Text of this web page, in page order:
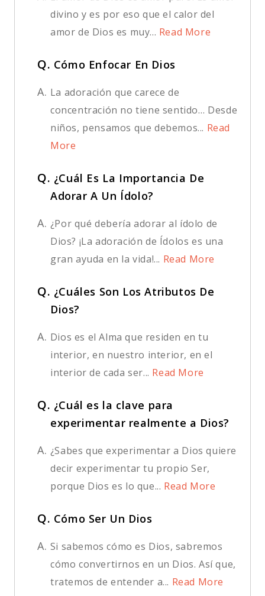
divino y es por eso que el calor del
amor de Dios es muy... Read More
Q. Cómo Enfocar En Dios
A. La adoración que carece de
concentración no tiene sentido… Desde
niños, pensamos que debemos... Read
More
Q. ¿Cuál Es La Importancia De
Adorar A Un Ídolo?
A. ¿Por qué debería adorar al ídolo de
Dios? ¡La adoración de Ídolos es una
gran ayuda en la vida!... Read More
Q. ¿Cuáles Son Los Atributos De
Dios?
A. Dios es el Alma que residen en tu
interior, en nuestro interior, en el
interior de cada ser... Read More
Q. ¿Cuál es la clave para
experimentar realmente a Dios?
A. ¿Sabes que experimentar a Dios quiere
decir experimentar tu propio Ser,
porque Dios es lo que... Read More
Q. Cómo Ser Un Dios
A. Si sabemos cómo es Dios, sabremos
cómo convertirnos en un Dios. Así que,
tratemos de entender a... Read More